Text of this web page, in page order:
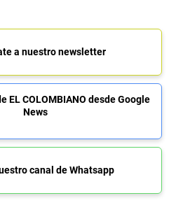
a nuestro newsletter
EL COLOMBIANO desde Google
News
canal de Whatsapp